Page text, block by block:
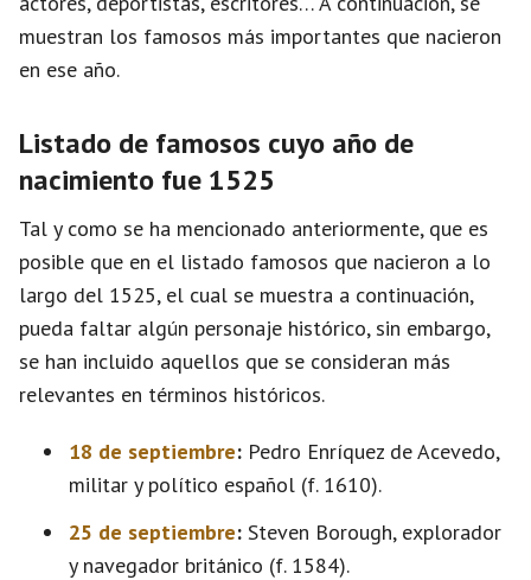
muestran los famosos más importantes que nacieron
en ese año.
Listado de famosos cuyo año de
nacimiento fue 1525
Tal y como se ha mencionado anteriormente, que es
posible que en el listado famosos que nacieron a lo
largo del 1525, el cual se muestra a continuación,
pueda faltar algún personaje histórico, sin embargo,
se han incluido aquellos que se consideran más
relevantes en términos históricos.
18 de septiembre: Pedro Enríquez de Acevedo,
militar y político español (f. 1610).
25 de septiembre: Steven Borough, explorador
y navegador británico (f. 1584).